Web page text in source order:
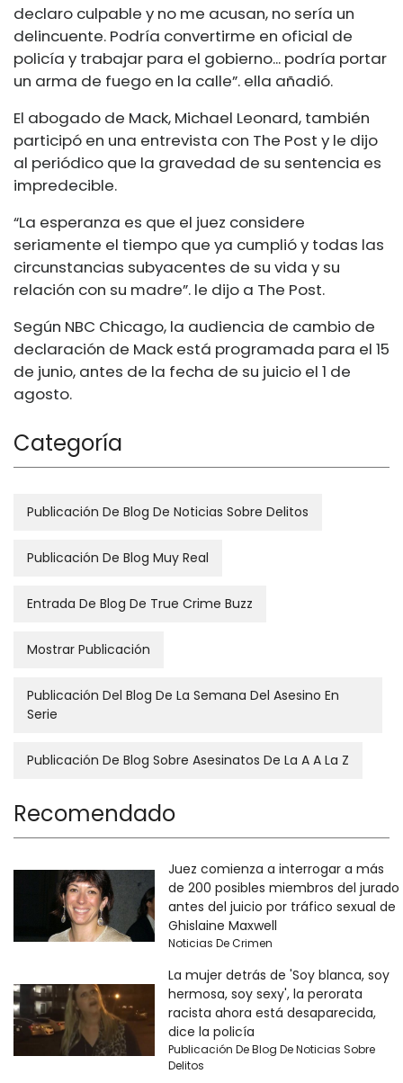
declaro culpable y no me acusan, no sería un
delincuente. Podría convertirme en oficial de
policía y trabajar para el gobierno... podría portar
un arma de fuego en la calle”. ella añadió.
El abogado de Mack, Michael Leonard, también
participó en una entrevista con The Post y le dijo
al periódico que la gravedad de su sentencia es
impredecible.
“La esperanza es que el juez considere
seriamente el tiempo que ya cumplió y todas las
circunstancias subyacentes de su vida y su
relación con su madre”. le dijo a The Post.
Según NBC Chicago, la audiencia de cambio de
declaración de Mack está programada para el 15
de junio, antes de la fecha de su juicio el 1 de
agosto.
Categoría
Publicación De Blog De Noticias Sobre Delitos
Publicación De Blog Muy Real
Entrada De Blog De True Crime Buzz
Mostrar Publicación
Publicación Del Blog De La Semana Del Asesino En
Serie
Publicación De Blog Sobre Asesinatos De La A A La Z
Recomendado
Juez comienza a interrogar a más
de 200 posibles miembros del jurado
antes del juicio por tráfico sexual de
Ghislaine Maxwell
Noticias De Crimen
La mujer detrás de 'Soy blanca, soy
hermosa, soy sexy', la perorata
racista ahora está desaparecida,
dice la policía
Publicación De Blog De Noticias Sobre
Delitos